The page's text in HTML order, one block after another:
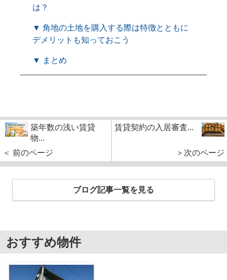
は？
▼ 角地の土地を購入する際は特徴とともに
デメリットも知っておこう
▼ まとめ
築年数の浅い賃貸
物...
＜ 前のページ
賃貸契約の入居審査...
＞次のページ
ブログ記事一覧を見る
おすすめ物件